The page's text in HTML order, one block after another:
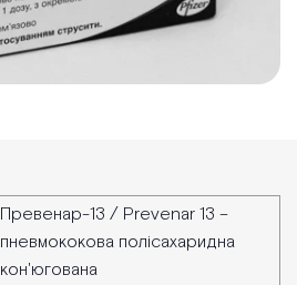
Превенар-13 / Prevenar 13 –
пневмококова полісахаридна
кон'югована